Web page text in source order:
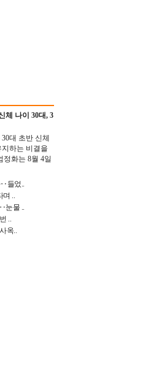
체 나이 30대, 3
대 초반 신체
지하는 비결을
정화는 8월 4일
‥들었..
며 ..
눈물 ..
..
옥..